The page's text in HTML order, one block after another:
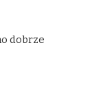
dobrze